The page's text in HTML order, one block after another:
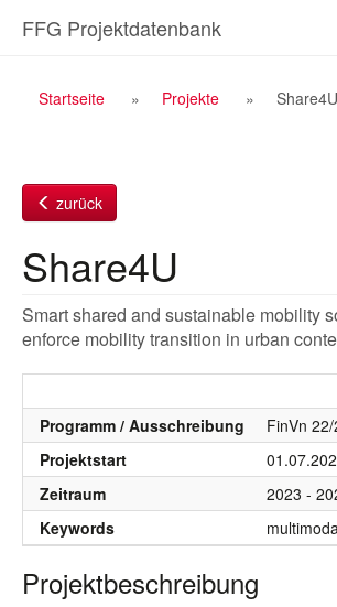
InhaltFFG Projektdatenbank
Breadcrumb
Startseite Projekte Share4U
zurück
Share4U
Smart shared and sustainable mobility
enforce mobility transition in urban
Programm / Ausschreibung
FinVn
Projektstart
Zeitraum
2023 -
Keywords
Projektbeschreibung